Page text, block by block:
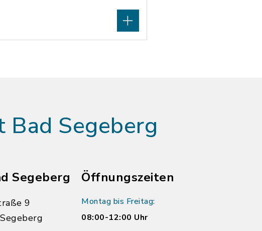
Bad Segeberg
Segeberg
9
Öffnungszeiten
Montag bis Freitag:
08:00-12:00 Uhr